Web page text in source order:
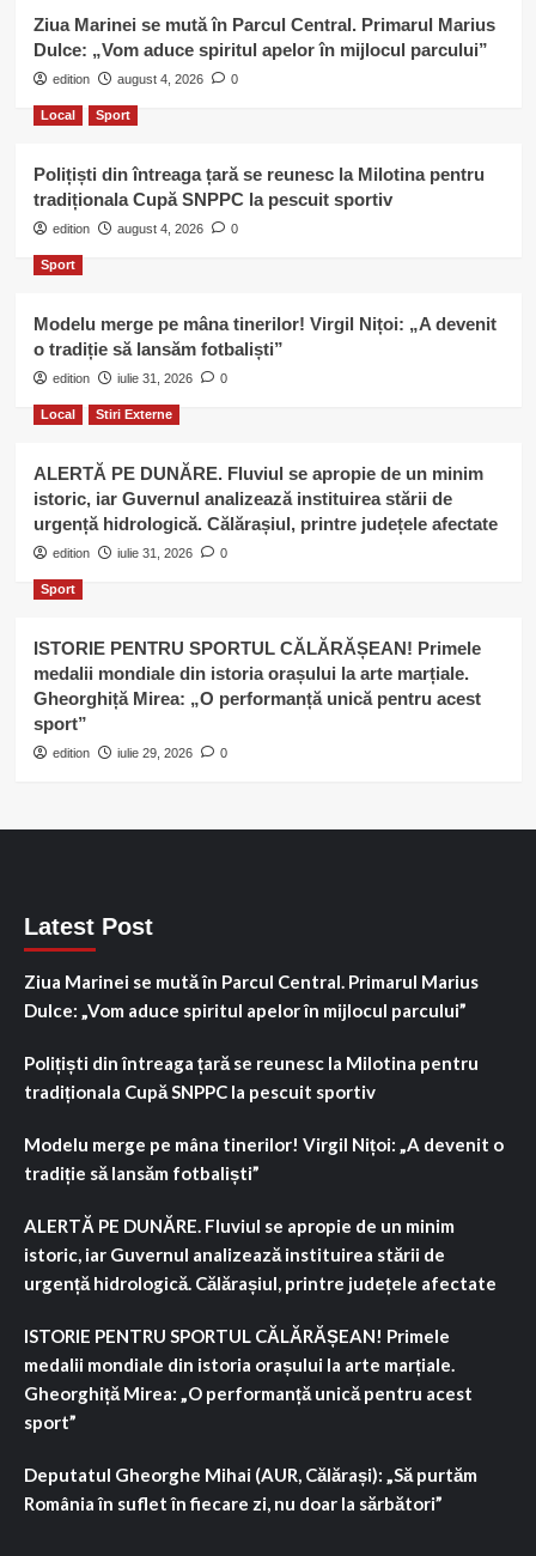
Ziua Marinei se mută în Parcul Central. Primarul Marius
Dulce: „Vom aduce spiritul apelor în mijlocul parcului”
edition august 4, 2026 0
Local Sport
Polițiști din întreaga țară se reunesc la Milotina pentru
tradiționala Cupă SNPPC la pescuit sportiv
edition august 4, 2026 0
Sport
Modelu merge pe mâna tinerilor! Virgil Nițoi: „A devenit
o tradiție să lansăm fotbaliști”
edition iulie 31, 2026 0
Local Stiri Externe
ALERTĂ PE DUNĂRE. Fluviul se apropie de un minim
istoric, iar Guvernul analizează instituirea stării de
urgență hidrologică. Călărașiul, printre județele afectate
edition iulie 31, 2026 0
Sport
ISTORIE PENTRU SPORTUL CĂLĂRĂȘEAN! Primele
medalii mondiale din istoria orașului la arte marțiale.
Gheorghiță Mirea: „O performanță unică pentru acest
sport”
edition iulie 29, 2026 0
Latest Post
Ziua Marinei se mută în Parcul Central. Primarul Marius
Dulce: „Vom aduce spiritul apelor în mijlocul parcului”
Polițiști din întreaga țară se reunesc la Milotina pentru
tradiționala Cupă SNPPC la pescuit sportiv
Modelu merge pe mâna tinerilor! Virgil Nițoi: „A devenit o
tradiție să lansăm fotbaliști”
ALERTĂ PE DUNĂRE. Fluviul se apropie de un minim
istoric, iar Guvernul analizează instituirea stării de
urgență hidrologică. Călărașiul, printre județele afectate
ISTORIE PENTRU SPORTUL CĂLĂRĂȘEAN! Primele
medalii mondiale din istoria orașului la arte marțiale.
Gheorghiță Mirea: „O performanță unică pentru acest
sport”
Deputatul Gheorghe Mihai (AUR, Călărași): „Să purtăm
România în suflet în fiecare zi, nu doar la sărbători”